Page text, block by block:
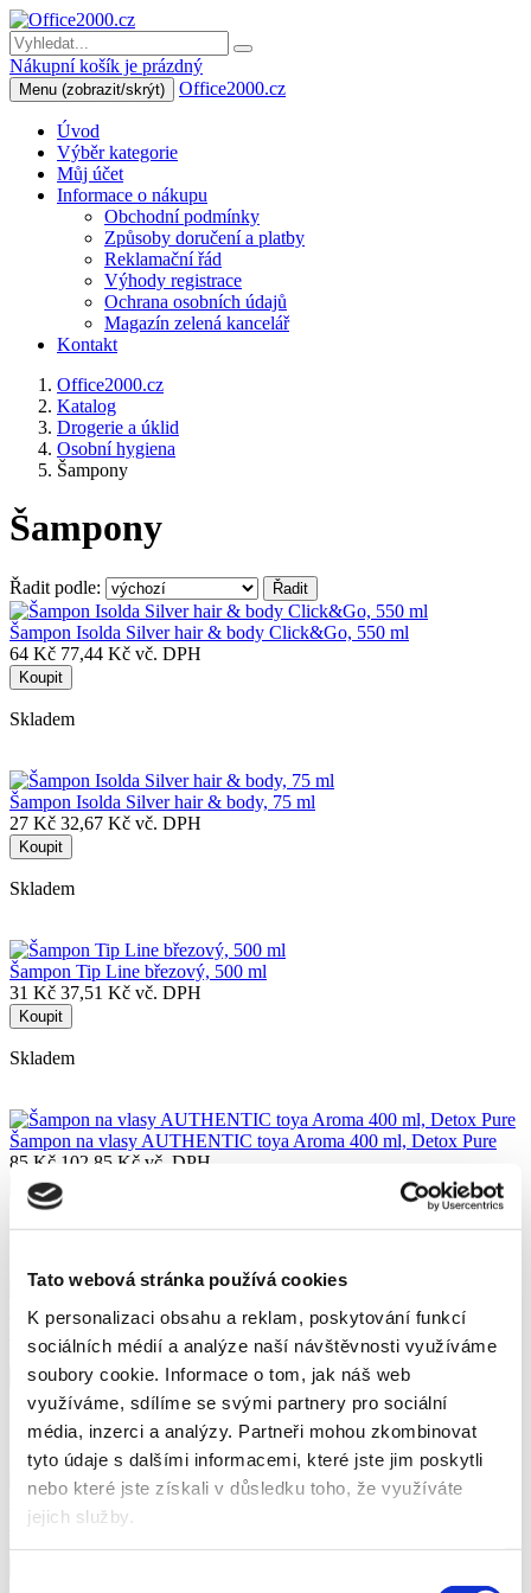
Tato webová stránka používá cookies
K personalizaci obsahu a reklam, poskytování funkcí
sociálních médií a analýze naší návštěvnosti využíváme
soubory cookie. Informace o tom, jak náš web
využíváme, sdílíme se svými partnery pro sociální
média, inzerci a analýzy. Partneři mohou zkombinovat
tyto údaje s dalšími informacemi, které jste jim poskytli
nebo které jste získali v důsledku toho, že využíváte
jejich služby.
Nákupní košík je prázdný
Menu (zobrazit/skrýt) Office2000.cz
Úvod
Výběr kategorie
Můj účet
Informace o nákupu
Obchodní podmínky
Způsoby doručení a platby
Reklamační řád
Výhody registrace
Ochrana osobních údajů
Magazín zelená kancelář
Kontakt
Office2000.cz
Katalog
Drogerie a úklid
Osobní hygiena
Šampony
Šampony
Řadit podle:
Šampon Isolda Silver hair & body Click&Go, 550 ml
64 Kč 77,44 Kč vč. DPH
Koupit
Skladem
Šampon Isolda Silver hair & body, 75 ml
27 Kč 32,67 Kč vč. DPH
Koupit
Skladem
Šampon Tip Line březový, 500 ml
31 Kč 37,51 Kč vč. DPH
Koupit
Skladem
Šampon na vlasy AUTHENTIC toya Aroma 400 ml, Detox Pure
85 Kč 102,85 Kč vč. DPH
Koupit
Skladem
Šampon na vlasy AUTHENTIC toya Aroma 400 ml, Repair Extra
74 Kč 89,54 Kč vč. DPH
Koupit
Skladem
Šampon na vlasy AUTHENTIC toya Aroma 400 ml, Volume Effect